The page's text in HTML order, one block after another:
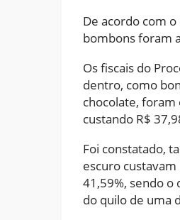
De acordo com
bombons foram
Os fiscais do
dentro, como
chocolate,
custando R$
Foi constatado,
escuro
41,59%, sendo o
do quilo de uma